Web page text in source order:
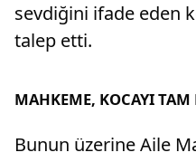
sevdiğini ifade eden
talep etti.
MAHKEME, KOCAYI
Bunun üzerine Aile